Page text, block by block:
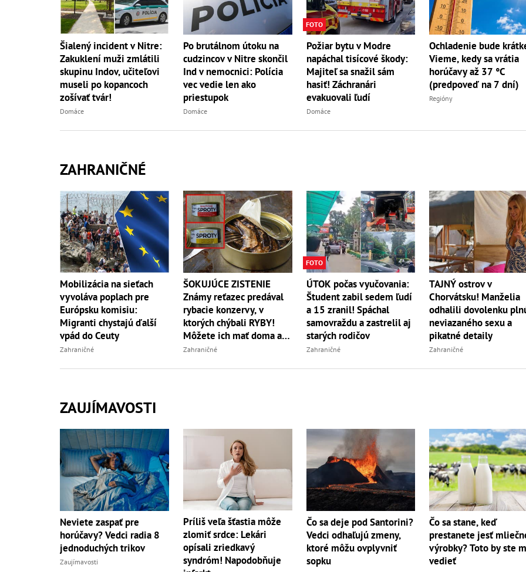
Šialený incident v Nitre:
Zakuklení muži zmlátili
skupinu Indov, učiteľovi
museli po kopancoch
zošívať tvár!
Domáce
Po brutálnom útoku na
cudzincov v Nitre skončil
Ind v nemocnici: Polícia
vec vedie len ako
priestupok
Domáce
FOTO
Požiar bytu v Modre
napáchal tisícové škody:
Majiteľ sa snažil sám
hasiť! Záchranári
evakuovali ľudí
Domáce
Ochladenie bude
Vieme, kedy sa vrátia
horúčavy až 37 °C
(predpoveď na 7 dní)
Regióny
ZAHRANIČNÉ
Mobilizácia na sieťach
vyvoláva poplach pre
Európsku komisiu:
Migranti chystajú ďalší
vpád do Ceuty
Zahraničné
ŠOKUJÚCE ZISTENIE
Známy reťazec predával
rybacie konzervy, v
ktorých chýbali RYBY!
Môžete ich mať doma aj
vy
Zahraničné
FOTO
ÚTOK počas vyučovania:
Študent zabil sedem ľudí
a 15 zranil! Spáchal
samovraždu a zastrelil aj
starých rodičov
Zahraničné
TAJNÝ ostrov v
Chorvátsku! Manželia
odhalili dovolenku
neviazaného sexu a
pikatné detaily
Zahraničné
ZAUJÍMAVOSTI
Neviete zaspať pre
horúčavy? Vedci radia 8
jednoduchých trikov
Zaujímavosti
Príliš veľa šťastia môže
zlomiť srdce: Lekári
opísali zriedkavý
syndróm! Napodobňuje
Čo sa deje pod Santorini?
Vedci odhaľujú zmeny,
ktoré môžu ovplyvniť
sopku
Čo sa stane, keď
prestanete jesť
výrobky? Toto by ste
vedieť